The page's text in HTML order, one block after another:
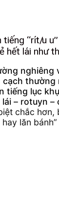
tiếng “rít/u
hết lái như
nghiêng
thường
tiếng lục
– rotuyn –
chắc hơn,
lăn